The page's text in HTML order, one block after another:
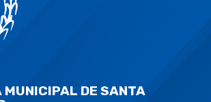
MUNICIPAL DE SANTA